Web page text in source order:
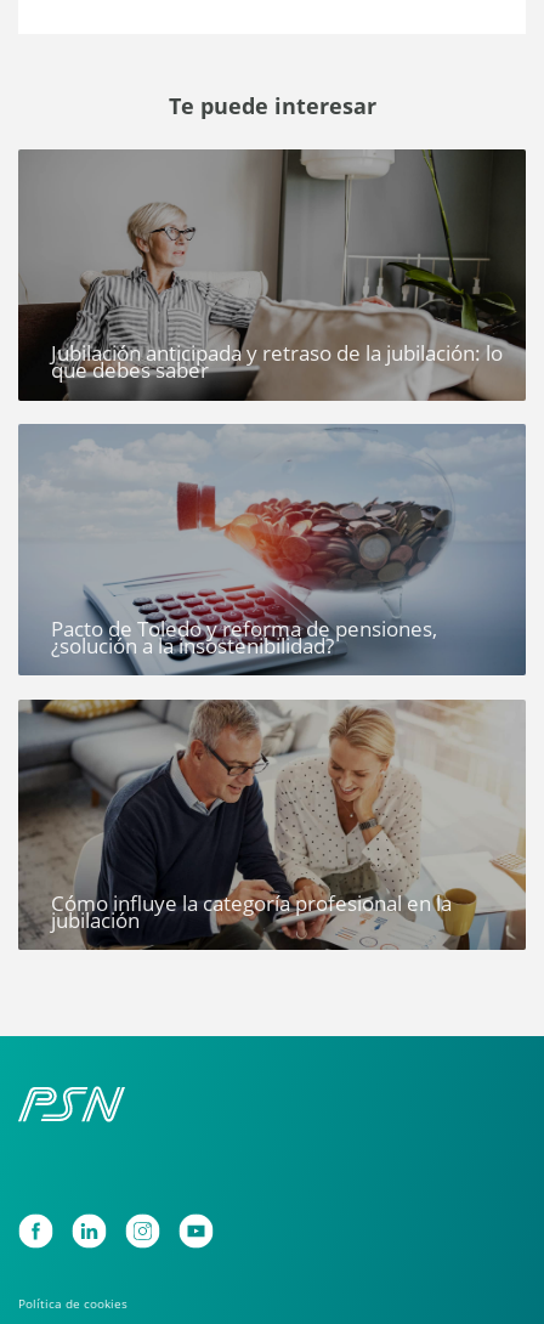
Te puede interesar
Jubilación anticipada y retraso de la jubilación: lo
que debes saber
Pacto de Toledo y reforma de pensiones,
¿solución a la insostenibilidad?
Cómo influye la categoría profesional en la
jubilación
Política de cookies